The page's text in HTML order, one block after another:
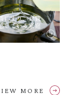
MORE
により、食費
している家庭